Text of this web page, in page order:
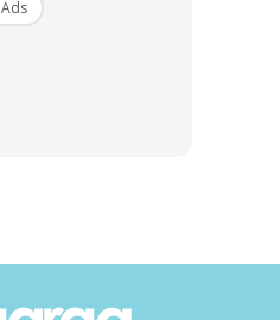
Ads